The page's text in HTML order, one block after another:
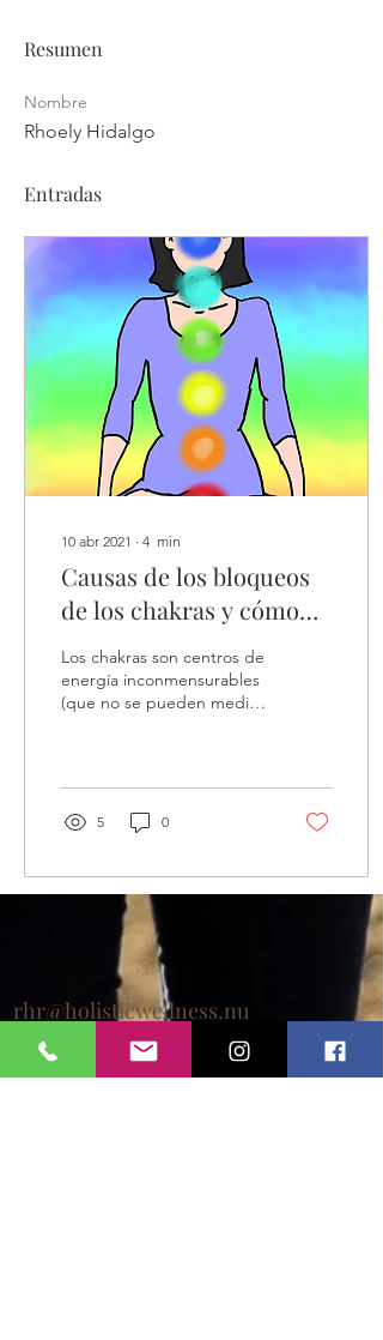
Resumen
Nombre
Rhoely Hidalgo
Entradas
10 abr 2021 ∙ 4 min
Causas de los bloqueos
de los chakras y cómo
podemos desbloquearlos
Los chakras son centros de
energía inconmensurables
(que no se pueden medir
5 0
rhr@holisticwellness.nu
+46705 87 58 41
Vattenverksvägen 2 på